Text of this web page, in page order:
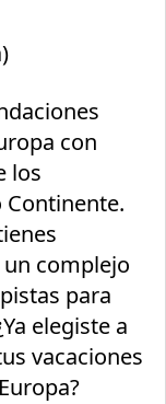
con
los
Continente.
complejo
para
elegiste a
vacaciones